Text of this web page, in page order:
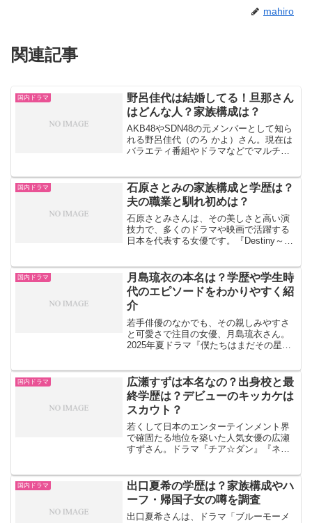
mahiro
関連記事
国内ドラマ
野呂佳代は結婚してる！旦那さん
はどんな人？家族構成は？
AKB48やSDN48の元メンバーとして知ら
れる野呂佳代（のろ かよ）さん。現在は
バラエティ番組やドラマなどでマルチに
ん」について深掘りしてみました。野呂
さんの家族に関する...
国内ドラマ
石原さとみの家族構成と学歴は？
夫の職業と馴れ初めは？
石原さとみさんは、その美しさと高い演
技力で、多くのドラマや映画で活躍する
日本を代表する女優です。『Destiny～鎌
聡明な法医解剖医を演じて話題になりま
した。他にも『ア...
国内ドラマ
月島琉衣の本名は？学歴や学生時
代のエピソードをわかりやすく紹
介
若手俳優のなかでも、その親しみやすさ
と可愛さで注目の女優、月島琉衣さん。
2025年夏ドラマ『僕たちはまだその星の
はそんな月島琉衣さんのプロフィールや
学歴、学生時代の意外な...
国内ドラマ
広瀬すずは本名なの？出身校と最
終学歴は？デビューのキッカケは
スカウト？
若くして日本のエンターテインメント界
で確固たる地位を築いた人気女優の広瀬
すずさん。ドラマ『チア☆ダン』『ネメ
ます。2025年1月期の金曜ドラマ『クジャ
クのダンス、誰が...
国内ドラマ
出口夏希の学歴は？家族構成やハ
ーフ・帰国子女の噂を調査
出口夏希さんは、ドラマ「ブルーモーメ